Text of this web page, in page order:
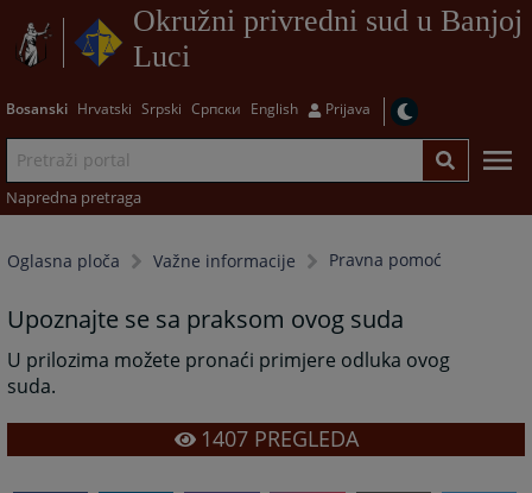
Okružni privredni sud u Banjoj
Luci
Bosanski Hrvatski Srpski Српски English Prijava
Napredna pretraga
Oglasna ploča Važne informacije Pravna pomoć
Upoznajte se sa praksom ovog suda
U prilozima možete pronaći primjere odluka ovog
suda.
1407PREGLEDA